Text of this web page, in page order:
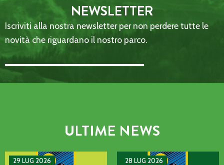
NEWSLETTER
Iscriviti alla nostra newsletter per non perdere tutte le
novità che riguardano il nostro parco.
Email Address::: (required)
ULTIME NEWS
29 LUG 2026
AVVISO DI GUASTO SULLA LINEA TELEFONICA DELL’ENTE
28 LUG 2026
MANIFESTAZIONE DI